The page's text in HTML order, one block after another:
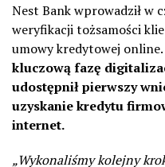
Nest Bank wprowadził w
weryfikacji tożsamości
umowy kredytowej online.
kluczową fazę
udostępnił pierwszy
uzyskanie kredytu
internet.
„Wykonaliśmy kolejny